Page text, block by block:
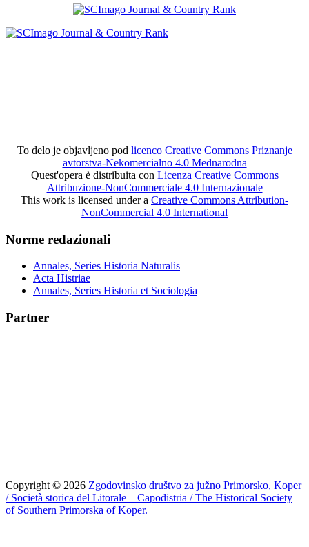
To delo je objavljeno pod licenco Creative Commons Priznanje
avtorstva-Nekomercialno 4.0 Mednarodna
Quest'opera è distribuita con Licenza Creative Commons
Attribuzione-NonCommerciale 4.0 Internazionale
This work is licensed under a Creative Commons Attribution-
NonCommercial 4.0 International
Norme redazionali
Annales, Series Historia Naturalis
Acta Histriae
Annales, Series Historia et Sociologia
Partner
Copyright © 2026 Zgodovinsko društvo za južno Primorsko, Koper
/ Società storica del Litorale – Capodistria / The Historical Society
of Southern Primorska of Koper.